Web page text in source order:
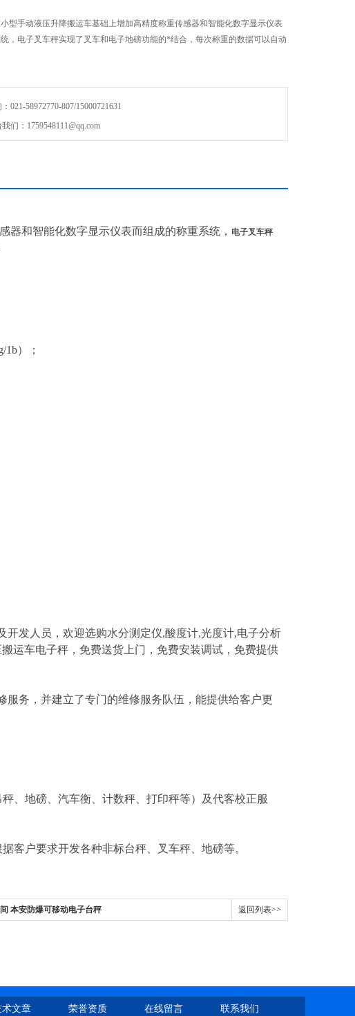
型手动液压升降搬运车基础上增加高精度称重传感器和智能化数字显示仪表
，电子叉车秤实现了叉车和电子地磅功能的*结合，每次称重的数据可以自动
021-58972770-807/15000721631
们：1759548111@qq.com
器和智能化数字显示仪表而组成的称重系统， 电子叉车秤
1b）；
开发人员，欢迎选购水分测定仪,酸度计,光度计,电子分析
运车电子秤 ，免费送货上门，免费安装调试，免费提供
务，并建立了专门的维修服务队伍，能提供给客户更
、地磅、汽车衡、计数秤、打印秤等）及代客校正服
客户要求开发各种非标台秤、叉车秤、地磅等。
本安防爆可移动电子台秤 返回列表>>
术文章 荣誉资质 在线留言 联系我们